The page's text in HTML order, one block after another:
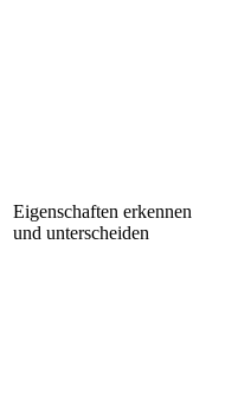
Eigenschaften erkennen
und unterscheiden